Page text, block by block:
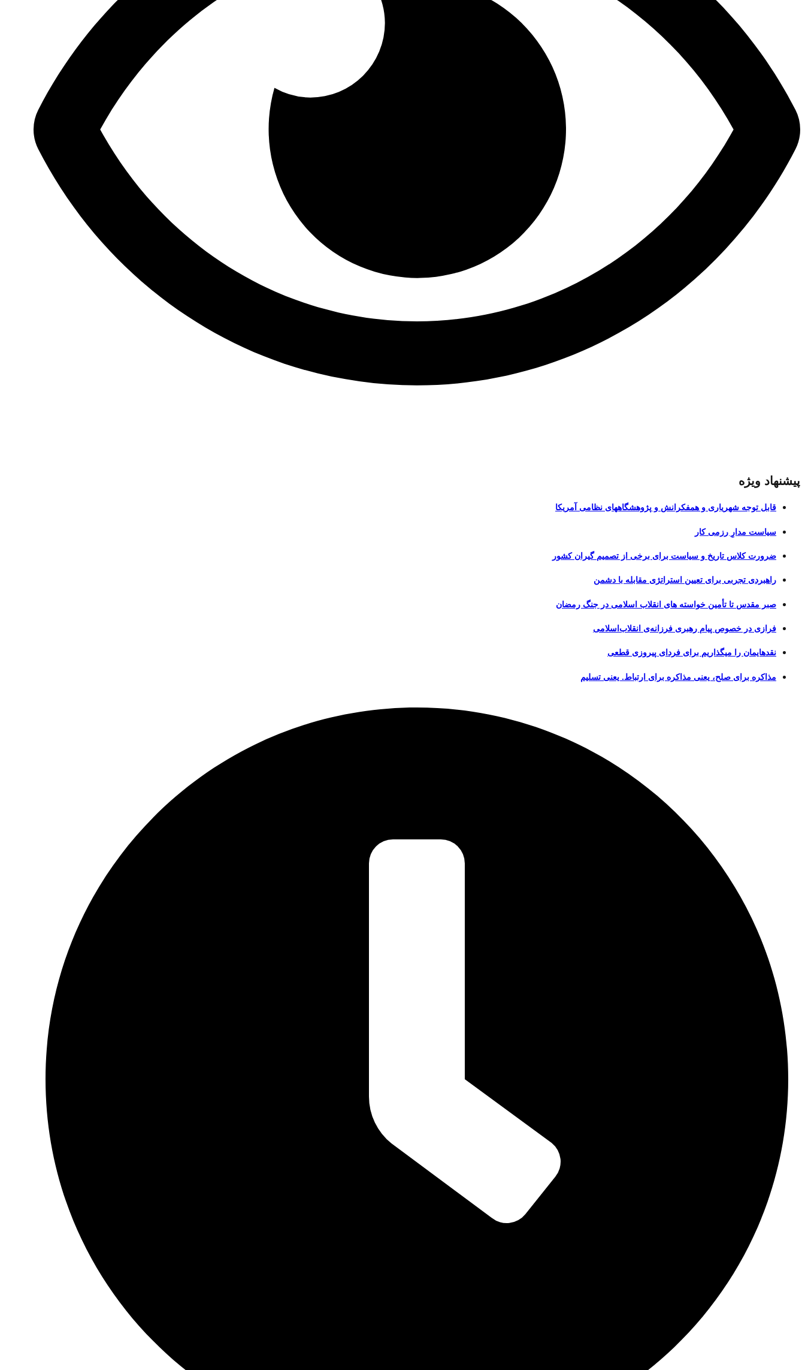
پیشنهاد ویژه
قابل توجه شهریاری و همفکرانش و پژوهشگاههای نظامی آمریکا
سیاست مدارِ رزمی کار
ضرورت کلاس تاریخ و سیاست برای برخی از تصمیم گیران کشور
راهبردی تجربی برای تعیین استراتژی مقابله با دشمن
صبر مقدس تا تأمین خواسته های انقلاب اسلامی در جنگ رمضان
فرازی در خصوص پیام رهبری فرزانه‌ی انقلاب‌اسلامی
نقدهایمان را میگذاریم برای فردای پیروزی قطعی
مذاکره برای صلح، یعنی مذاکره برای ارتباط. یعنی تسلیم